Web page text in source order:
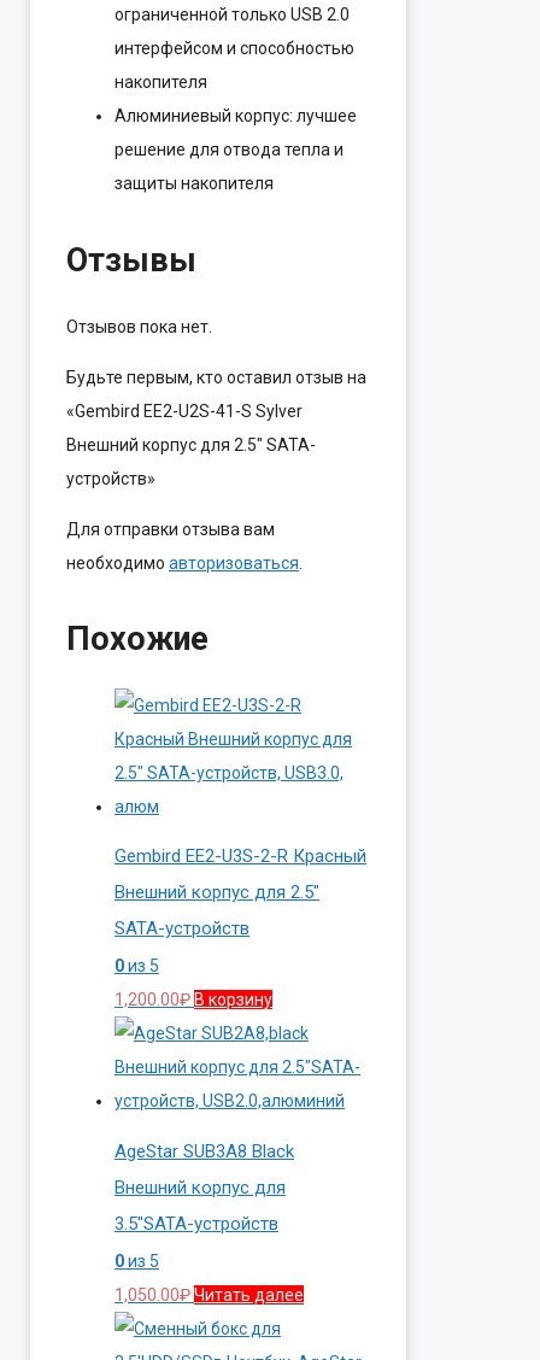
ограниченной только USB 2.0
интерфейсом и способностью
накопителя
Алюминиевый корпус: лучшее
решение для отвода тепла и
защиты накопителя
Отзывы
Отзывов пока нет.
Будьте первым, кто оставил отзыв на
«Gembird EE2-U2S-41-S Sylver
Внешний корпус для 2.5″ SATA-
устройств»
Для отправки отзыва вам
необходимо авторизоваться
Похожие
Gembird EE2-U3S-2-R Красный
Внешний корпус для 2.5″
SATA-устройств
0из 5
1,200.00₽ В корзину
AgeStar SUB3A8 Black
Внешний корпус для
3.5″SATA-устройств
0из 5
1,050.00₽Читать далее